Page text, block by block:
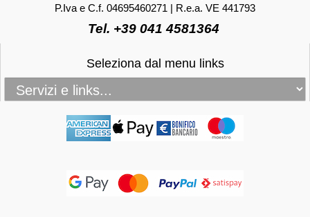
P.Iva e C.f. 04695460271 | R.e.a. VE 441793
Tel. +39 041 4581364
Seleziona dal menu links